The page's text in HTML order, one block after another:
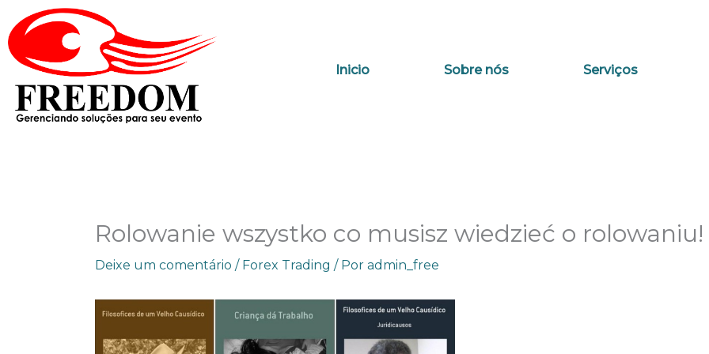
para
conteúdo
Inicio Sobre nós Serviços
Rolowanie wszystko co musisz wiedzieć o rolowaniu!
Deixe um comentário / Forex Trading / Por admin_free